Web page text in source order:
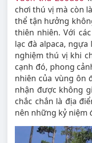
chơi thú vị mà còn
thể tận hưởng
thiên nhiên. Với
lạc đà alpaca,
nghiệm thú vị khi
cạnh đó, phong
nhiên của vùng ôn
nhận được không
chắc chắn là địa
nên những kỷ niệm